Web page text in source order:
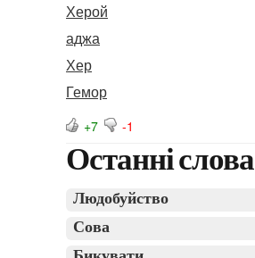
Херой
аджа
Хер
Гемор
+7 -1
Останні слова
Людобуйство
Сова